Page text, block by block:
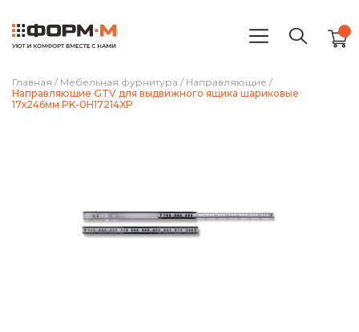
Главная / Мебельная фурнитура / Направляющие /
Направляющие GTV для выдвижного ящика шариковые
17х246мм PK-0H17214XP